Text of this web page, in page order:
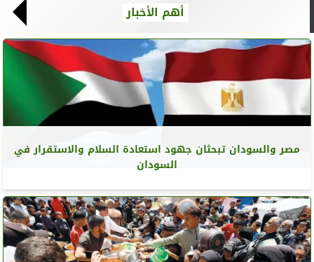
أهم الأخبار
مصر والسودان تبحثان جهود استعادة السلام والاستقرار في
السودان